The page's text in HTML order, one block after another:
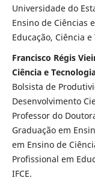
Universidade do
Ensino de Ciências
Educação, Ciência
Francisco Régis
Ciência e
Bolsista de
Desenvolvimento
Professor do
Graduação em
em Ensino de
Profissional em
IFCE.